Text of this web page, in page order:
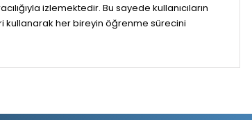
izlemektedir. Bu sayede kullanıcıların
kullanarak her bireyin öğrenme sürecini